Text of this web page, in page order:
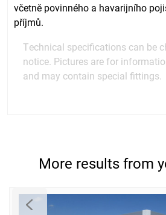
včetně povinného a havarijního
příjmů.
Technical specifications can be
notice. Pictures are for
and may contain special fittings.
More results from